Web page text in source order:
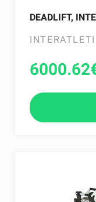
DEADLIFT,
6000.62